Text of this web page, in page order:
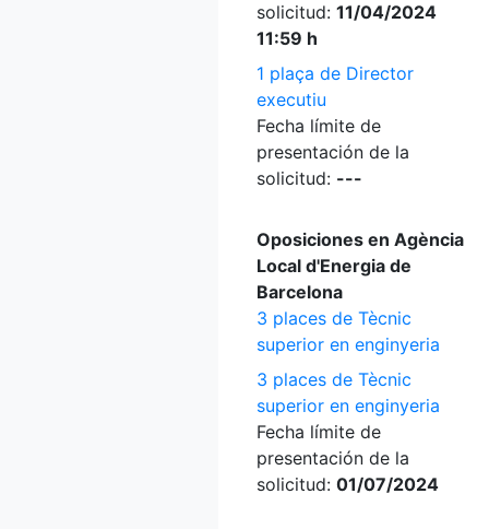
solicitud: 11/04/2024
11:59 h
1 plaça de Director
executiu
Fecha límite de
presentación de la
solicitud: ---
Oposiciones en Agència
Local d'Energia de
Barcelona
3 places de Tècnic
superior en enginyeria
3 places de Tècnic
superior en enginyeria
Fecha límite de
presentación de la
solicitud: 01/07/2024